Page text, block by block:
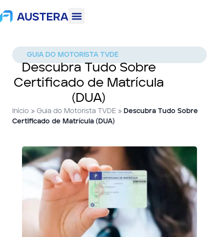
GUIA DO MOTORISTA TVDE
Descubra Tudo Sobre
Certificado de Matrícula
(DUA)
Início » Guia do Motorista TVDE » Descubra Tudo Sobre
Certificado de Matrícula (DUA)